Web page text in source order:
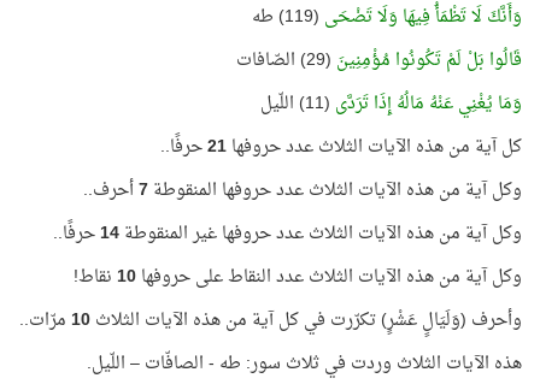
وَأَنَّكَ لَا تَظْمَأُ فِيهَا وَلَا تَضْحَى (119) طه
قَالُوا بَلْ لَمْ تَكُونُوا مُؤْمِنِينَ (29) الصّافات
وَمَا يُغْنِي عَنْهُ مَالُهُ إِذَا تَرَدَّى (11) اللّيل
كل آية من هذه الآيات الثلاث عدد حروفها21حرفًا..
وكل آية من هذه الآيات الثلاث عدد حروفها المنقوطة7أحرف..
وكل آية من هذه الآيات الثلاث عدد حروفها غير المنقوطة14حرفًا..
وكل آية من هذه الآيات الثلاث عدد النقاط على حروفها10نقاط!
وأحرف (وَلَيَالٍ عَشْرٍ) تكرّرت في كل آية من هذه الآيات الثلاث10مرّات..
هذه الآيات الثلاث وردت في ثلاث سور: طه - الصافّات – اللّيل.